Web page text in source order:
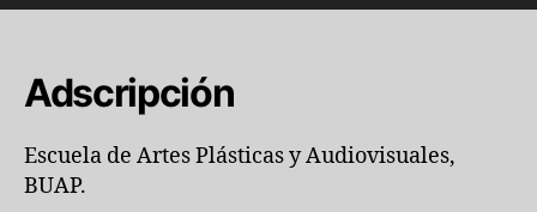
Adscripción
Escuela de Artes Plásticas y Audiovisuales,
BUAP.